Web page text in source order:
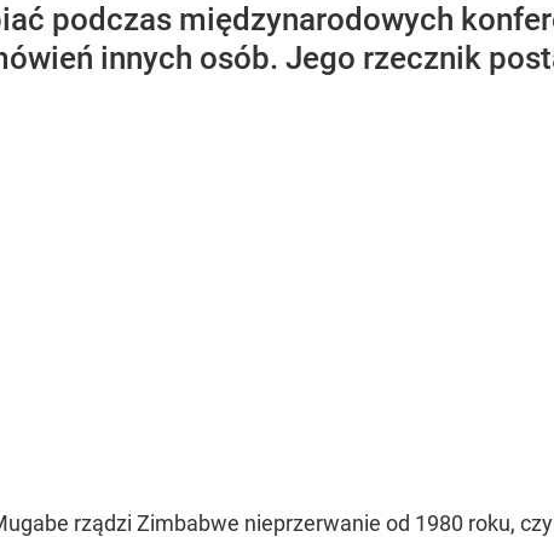
podczas międzynarodowych
innych osób. Jego rzecznik
rządzi Zimbabwe nieprzerwanie od 1980 roku,